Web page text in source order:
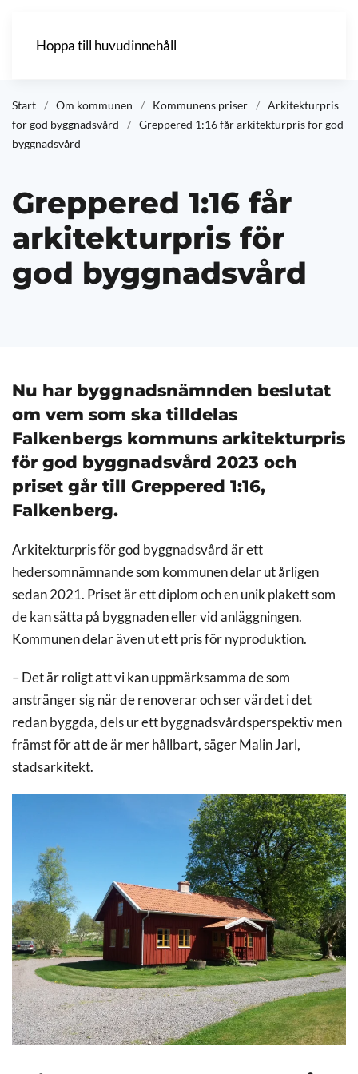
Hoppa till huvudinnehåll
Start Om kommunen Kommunens priser
Arkitekturpris
för god byggnadsvård
Greppered 1:16 får arkitekturpris för god
byggnadsvård
Greppered 1:16 får
arkitekturpris för
god byggnadsvård
Nu har byggnadsnämnden beslutat
om vem som ska tilldelas
Falkenbergs kommuns arkitekturpris
för god byggnadsvård 2023 och
priset går till Greppered 1:16,
Falkenberg.
Arkitekturpris för god byggnadsvård är ett
hedersomnämnande som kommunen delar ut årligen
sedan 2021. Priset är ett diplom och en unik plakett som
de kan sätta på byggnaden eller vid anläggningen.
Kommunen delar även ut ett pris för nyproduktion.
– Det är roligt att vi kan uppmärksamma de som
anstränger sig när de renoverar och ser värdet i det
redan byggda, dels ur ett byggnadsvårdsperspektiv men
främst för att de är mer hållbart, säger Malin Jarl,
stadsarkitekt.